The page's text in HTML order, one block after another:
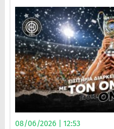
08/06/2026 | 12:53